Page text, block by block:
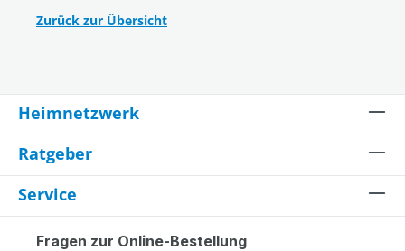
Zurück zur Übersicht
Heimnetzwerk
Ratgeber
Service
Fragen zur Online-Bestellung